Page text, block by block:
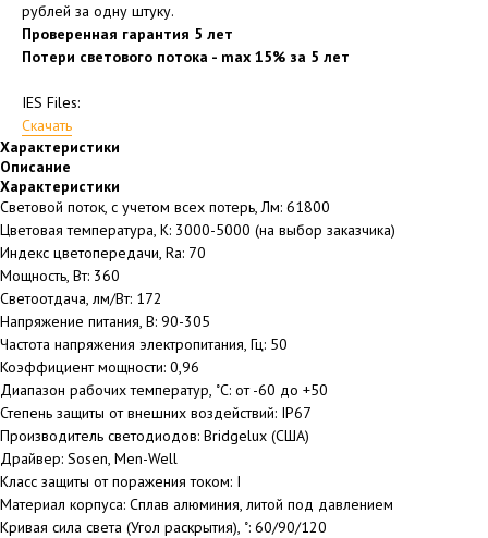
рублей за одну штуку.
Проверенная гарантия 5 лет
Потери светового потока - max 15% за 5 лет
IES Files:
Скачать
Характеристики
Описание
Характеристики
Световой поток, с учетом всех потерь, Лм: 61800
Цветовая температура, К: 3000-5000 (на выбор заказчика)
Индекс цветопередачи, Ra: 70
Мощность, Вт: 360
Светоотдача, лм/Вт: 172
Напряжение питания, В: 90-305
Частота напряжения электропитания, Гц: 50
Коэффициент мощности: 0,96
Диапазон рабочих температур, ˚С: от -60 до +50
Степень защиты от внешних воздействий: IP67
Производитель светодиодов: Bridgelux (США)
Драйвер: Sosen, Men-Well
Класс защиты от поражения током: I
Материал корпуса: Сплав алюминия, литой под давлением
Кривая сила света (Угол раскрытия), ˚: 60/90/120